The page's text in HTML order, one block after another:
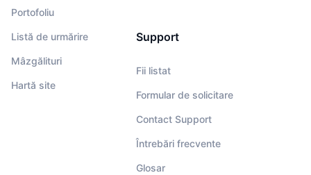
Portofoliu
Listă de urmărire
Mâzgălituri
Hartă site
Support
Fii listat
Formular de solicitare
Contact Support
Întrebări frecvente
Glosar